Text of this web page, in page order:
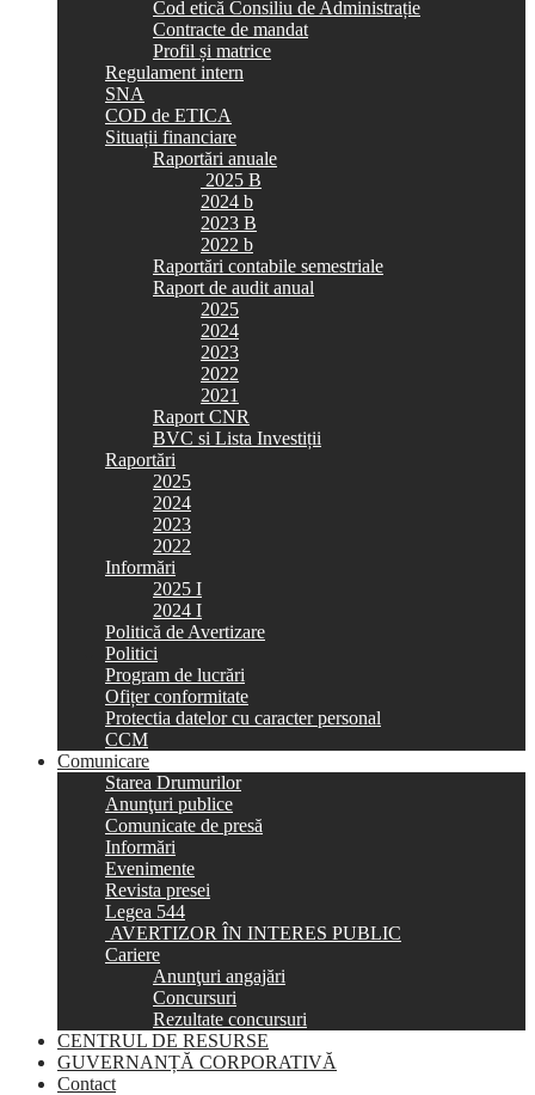
Cod etică Consiliu de Administrație
Contracte de mandat
Profil și matrice
Regulament intern
SNA
COD de ETICA
Situații financiare
Raportări anuale
2025 B
2024 b
2023 B
2022 b
Raportări contabile semestriale
Raport de audit anual
2025
2024
2023
2022
2021
Raport CNR
BVC si Lista Investiții
Raportări
2025
2024
2023
2022
Informări
2025 I
2024 I
Politică de Avertizare
Politici
Program de lucrări
Ofițer conformitate
Protectia datelor cu caracter personal
CCM
Comunicare
Starea Drumurilor
Anunţuri publice
Comunicate de presă
Informări
Evenimente
Revista presei
Legea 544
AVERTIZOR ÎN INTERES PUBLIC
Cariere
Anunţuri angajări
Concursuri
Rezultate concursuri
CENTRUL DE RESURSE
GUVERNANȚĂ CORPORATIVĂ
Contact